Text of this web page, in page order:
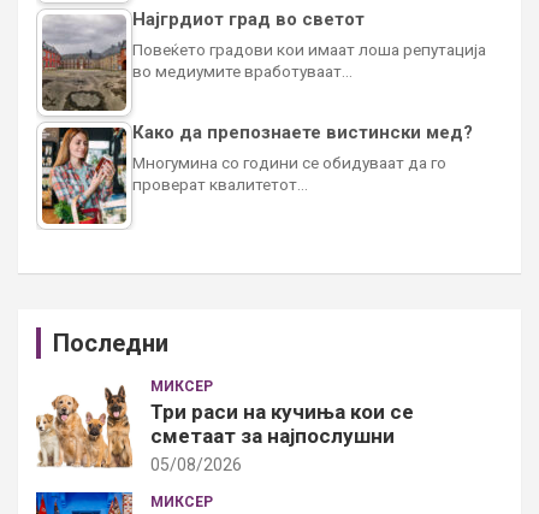
Најгрдиот град во светот
Повеќето градови кои имаат лоша репутација
во медиумите вработуваат…
Како да препознаете вистински мед?
Многумина со години се обидуваат да го
проверат квалитетот…
Последни
МИКСЕР
Три раси на кучиња кои се
сметаат за најпослушни
05/08/2026
МИКСЕР